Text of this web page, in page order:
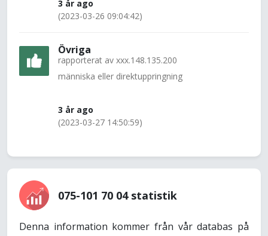
3 år ago
(2023-03-26 09:04:42)
Övriga
rapporterat av xxx.148.135.200
människa eller direktuppringning
3 år ago
(2023-03-27 14:50:59)
075-101 70 04 statistik
Denna information kommer från vår databas på